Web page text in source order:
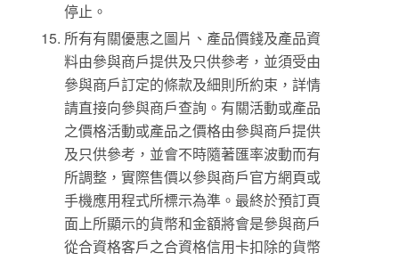
停止。
所有有關優惠之圖片、產品價錢及產品資
料由參與商戶提供及只供參考，並須受由
參與商戶訂定的條款及細則所約束，詳情
請直接向參與商戶查詢。有關活動或產品
之價格活動或產品之價格由參與商戶提供
及只供參考，並會不時隨著匯率波動而有
所調整，實際售價以參與商戶官方網頁或
手機應用程式所標示為準。最終於預訂頁
面上所顯示的貨幣和金額將會是參與商戶
從合資格客戶之合資格信用卡扣除的貨幣